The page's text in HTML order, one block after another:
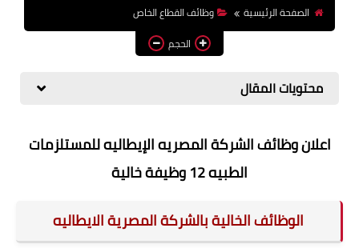
وظائف اعضاء هيئة تدريس
بالجامعات والمعاهد
الصفحة الرئيسية
وظائف القطاع الخاص
الحجم
محتويات المقال
اعلان وظائف الشركة المصريه الإيطاليه للمستلزمات
الطبيه 12 وظيفة خالية
الوظائف الخالية بالشركة المصرية الايطاليه